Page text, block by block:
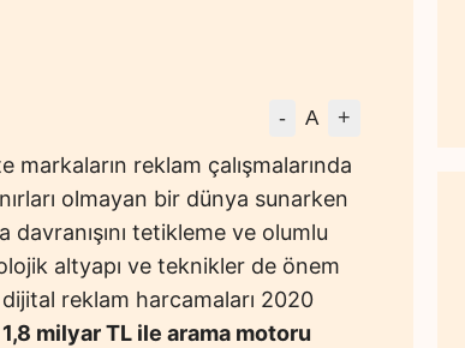
- A +
markaların reklam çalışmalarında
olmayan bir dünya sunarken
davranışını tetikleme ve olumlu
altyapı ve teknikler de önem
reklam harcamaları 2020
1,8 milyar TL ile arama motoru